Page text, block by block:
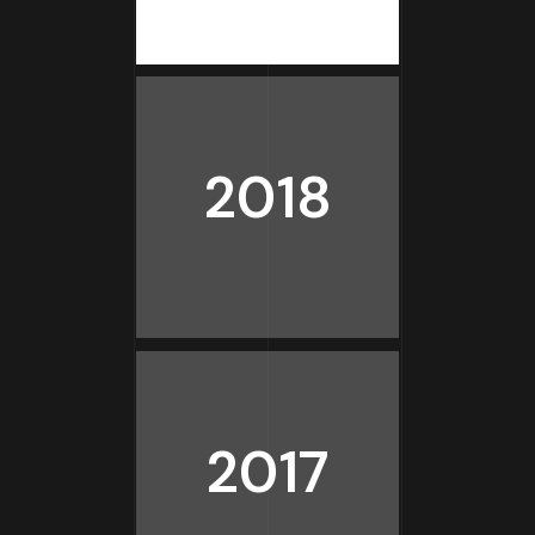
2018
2017